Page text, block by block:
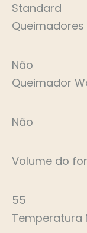
Standard
Não
Queimador
Não
Volume do
55
Temperatura